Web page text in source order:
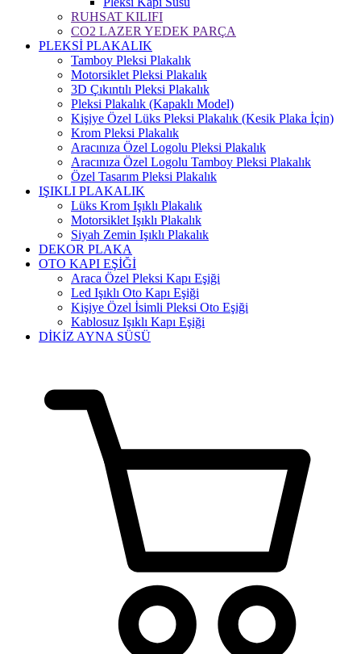
RUHSAT KILIFI
CO2 LAZER YEDEK PARÇA
PLEKSİ PLAKALIK
Tamboy Pleksi Plakalık
Motorsiklet Pleksi Plakalık
3D Çıkıntılı Pleksi Plakalık
Pleksi Plakalık (Kapaklı Model)
Kişiye Özel Lüks Pleksi Plakalık (Kesik Plaka İçin)
Krom Pleksi Plakalık
Aracınıza Özel Logolu Pleksi Plakalık
Aracınıza Özel Logolu Tamboy Pleksi Plakalık
Özel Tasarım Pleksi Plakalık
IŞIKLI PLAKALIK
Lüks Krom Işıklı Plakalık
Motorsiklet Işıklı Plakalık
Siyah Zemin Işıklı Plakalık
DEKOR PLAKA
OTO KAPI EŞİĞİ
Araca Özel Pleksi Kapı Eşiği
Led Işıklı Oto Kapı Eşiği
Kişiye Özel İsimli Pleksi Oto Eşiği
Kablosuz Işıklı Kapı Eşiği
DİKİZ AYNA SÜSÜ